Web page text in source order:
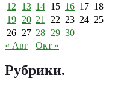
12
13 14 15 16 17 18
19 20 21 22 23 24 25
26 27 28 29 30
« Авг
Окт »
Рубрики.